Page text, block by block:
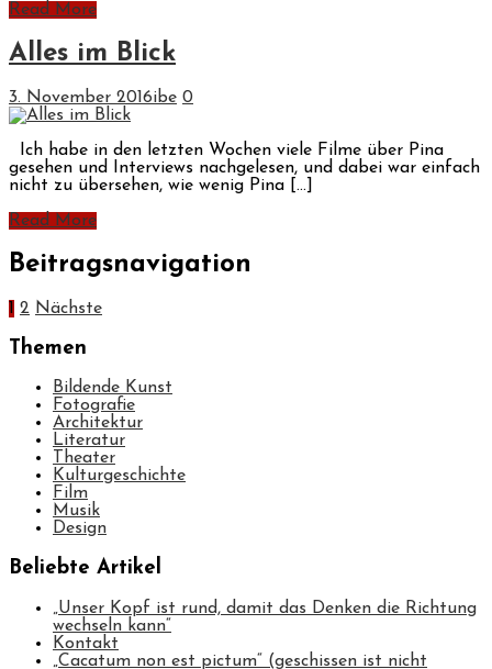
Read More
Alles im Blick
3. November 2016ibe 0
Ich habe in den letzten Wochen viele Filme über Pina
gesehen und Interviews nachgelesen, und dabei war einfach
nicht zu übersehen, wie wenig Pina […]
Read More
Beitragsnavigation
1 2 Nächste
Themen
Bildende Kunst
Fotografie
Architektur
Literatur
Theater
Kulturgeschichte
Film
Musik
Design
Beliebte Artikel
„Unser Kopf ist rund, damit das Denken die Richtung
wechseln kann“
Kontakt
„Cacatum non est pictum“ (geschissen ist nicht